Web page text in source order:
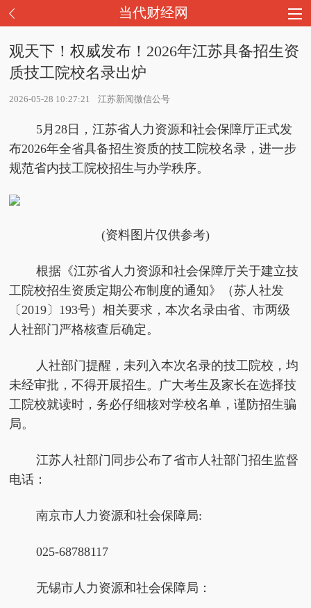
当代财经网
观天下！权威发布！2026年江苏具备招生资
质技工院校名录出炉
2026-05-28 10:27:21 江苏新闻微信公号
5月28日，江苏省人力资源和社会保障厅正式发
布2026年全省具备招生资质的技工院校名录，进一步
规范省内技工院校招生与办学秩序。
(资料图片仅供参考)
根据《江苏省人力资源和社会保障厅关于建立技
工院校招生资质定期公布制度的通知》（苏人社发
〔2019〕193号）相关要求，本次名录由省、市两级
人社部门严格核查后确定。
人社部门提醒，未列入本次名录的技工院校，均
未经审批，不得开展招生。广大考生及家长在选择技
工院校就读时，务必仔细核对学校名单，谨防招生骗
局。
江苏人社部门同步公布了省市人社部门招生监督
电话：
南京市人力资源和社会保障局:
025-68788117
无锡市人力资源和社会保障局：